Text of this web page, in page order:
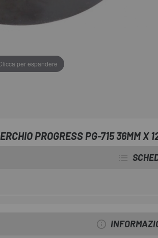
per espandere
PROGRESS PG-715 36MM X